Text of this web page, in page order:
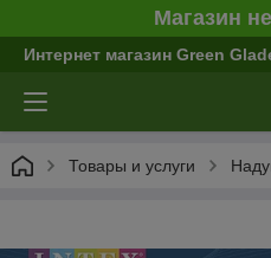
Магазин
Интернет магазин Green
Товары и услуги